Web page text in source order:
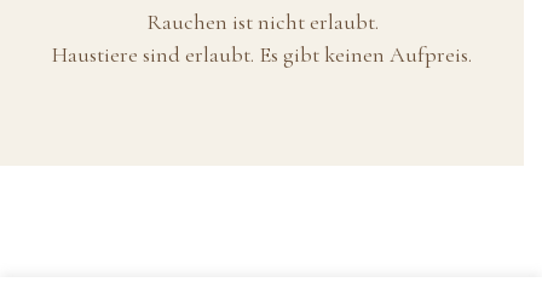
Rauchen ist nicht erlaubt.
Haustiere sind erlaubt. Es gibt keinen Aufpreis.